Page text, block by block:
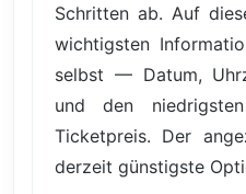
Schritten ab. Auf
wichtigsten
selbst — Datum,
und den
Ticketpreis. Der
derzeit günstigste